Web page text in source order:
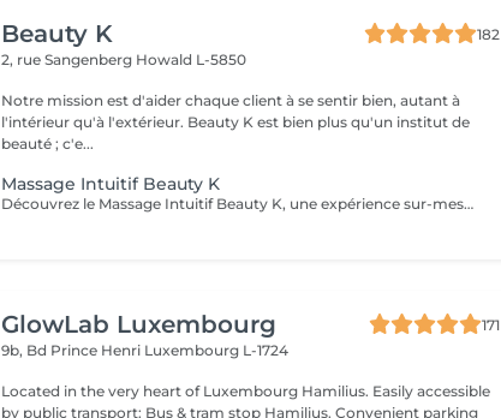
Beauty K
182
2, rue Sangenberg Howald L-5850
Notre mission est d'aider chaque client à se sentir bien, autant à
l'intérieur qu'à l'extérieur. Beauty K est bien plus qu'un institut de
beauté ; c'e...
Massage Intuitif Beauty K
Découvrez le Massage Intuitif Beauty K, une expérience sur-mesure où nos praticiennes se connectent profondément à votre corps pour vous offrir une séance personnalisée et apaisante. Formées à diverses techniques, elles vous guideront dans un voyage sensoriel unique, adapté à vos besoins. Choisissez votre praticienne selon votre intuition, et laissez-vous emporter par ce massage exclusif dans notre espace de sérénité. Dès votre arrivée, vous serez enveloppé dans une ambiance chaleureuse et relaxante, avec lumière tamisée et arômes délicats, parfaits pour la détente totale. Le massage commence par des effleurages doux, préparant le corps à un modelage plus profond, libérant les tensions et stimulant la circulation.
GlowLab Luxembourg
171
9b, Bd Prince Henri Luxembourg L-1724
Located in the very heart of Luxembourg Hamilius. Easily accessible
by public transport: Bus & tram stop Hamilius. Convenient parking